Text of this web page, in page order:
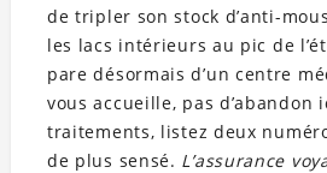
de tripler son stock d’anti-
les lacs intérieurs au pic de
pare désormais d’un centre
vous accueille, pas d’abandon
traitements, listez deux
de plus sensé. L’assurance